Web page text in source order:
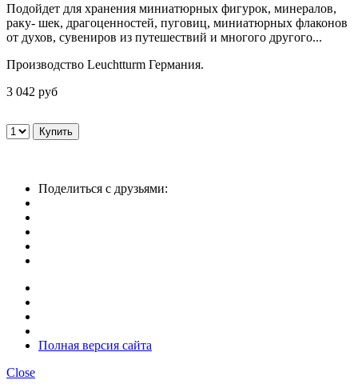
Подойдет для хранения миниатюрных фигурок, минералов,
раку- шек, драгоценностей, пуговиц, миниатюрных флаконов
от духов, сувениров из путешествий и многого другого...
Производство Leuchtturm Германия.
3 042 руб
Поделиться с друзьями:
Полная версия сайта
Close